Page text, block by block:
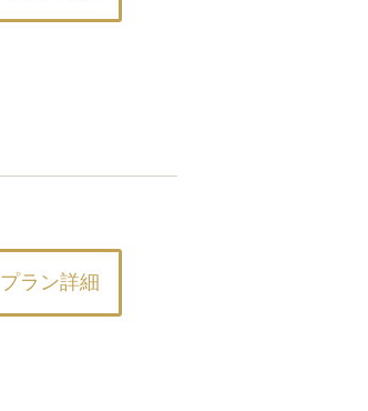
プラン詳細